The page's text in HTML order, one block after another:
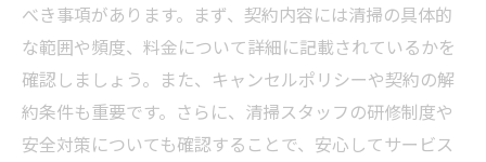
べき事項があります。まず、契約内容には清掃の具体的
な範囲や頻度、料金について詳細に記載されているかを
確認しましょう。また、キャンセルポリシーや契約の解
約条件も重要です。さらに、清掃スタッフの研修制度や
安全対策についても確認することで、安心してサービス